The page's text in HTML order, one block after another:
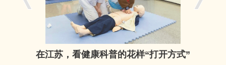
在江苏，看健康科普的花样“打开方式”